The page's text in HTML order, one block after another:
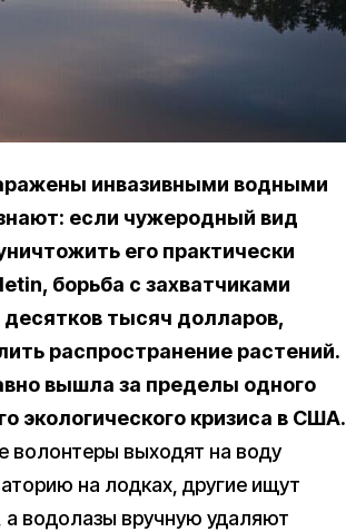
инвазивными водными
если чужеродный вид
его практически
борьба с захватчиками
тысяч долларов,
распространение растений.
вышла за пределы одного
экологического кризиса в США.
волонтеры выходят на воду
на лодках, другие ищут
а водолазы вручную удаляют